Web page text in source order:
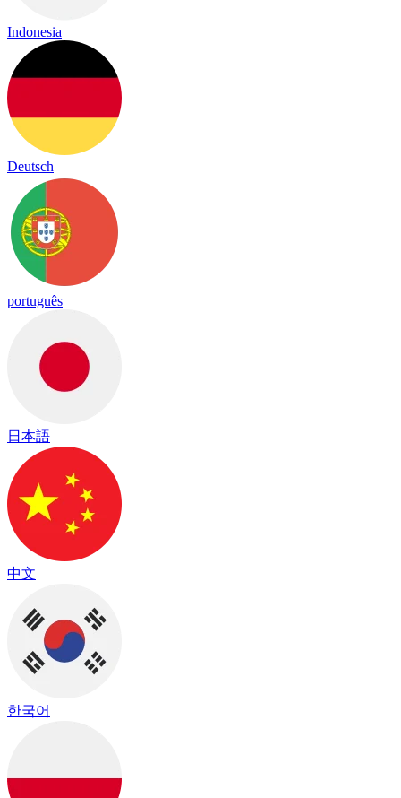
Indonesia
Deutsch
português
日本語
中文
한국어